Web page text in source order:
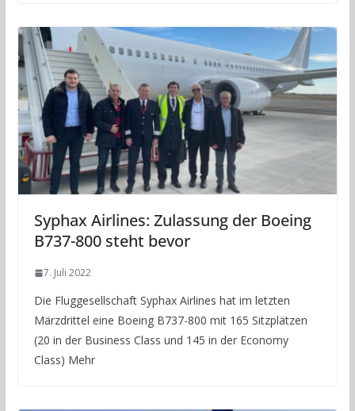
Syphax Airlines: Zulassung der Boeing
B737-800 steht bevor
7. Juli 2022
Die Fluggesellschaft Syphax Airlines hat im letzten
Märzdrittel eine Boeing B737-800 mit 165 Sitzplätzen
(20 in der Business Class und 145 in der Economy
Class) Mehr